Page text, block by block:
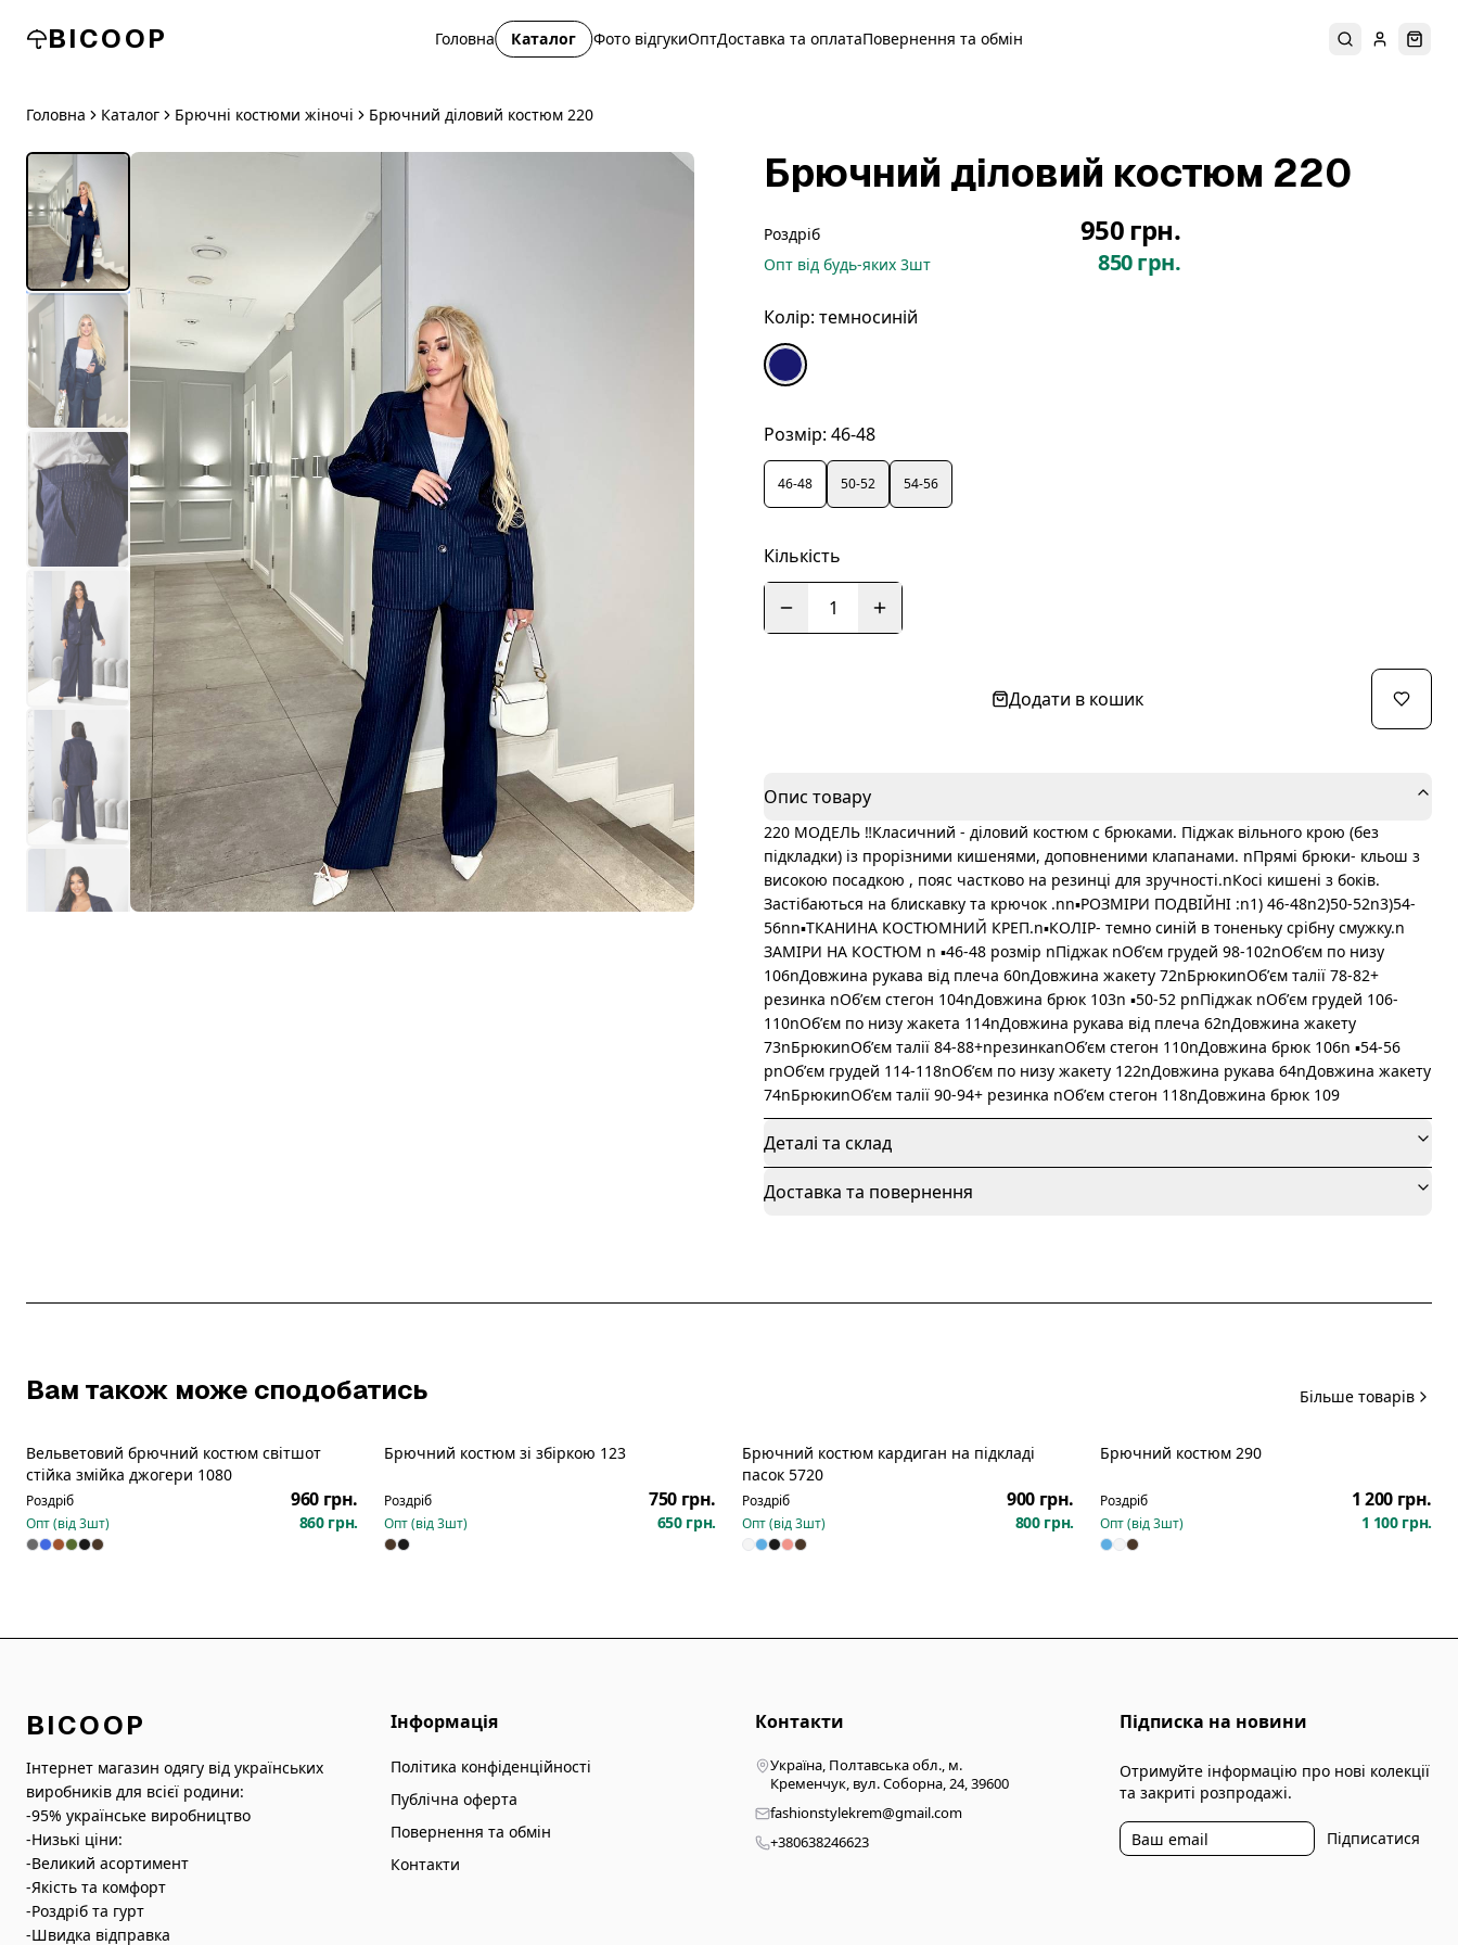
BICOOP Головна Каталог Фото відгукиОптДоставка та оплатаПовернення та обмін ПошукУвійти
Головна Каталог Брючні костюми жіночі Брючний діловий костюм 220
Брючний діловий костюм 220
Роздріб 950 грн.
Опт від будь-яких 3шт 850 грн.
Колір: темносиній
Розмір: 46-48
46-48 50-52 54-56
Кількість
1
Додати в кошик
Опис товару
220 МОДЕЛЬ ‼️Класичний - діловий костюм с брюками. Піджак вільного крою (без
підкладки) із прорізними кишенями, доповненими клапанами. nПрямі брюки- кльош з
високою посадкою , пояс частково на резинці для зручності.nКосі кишені з боків.
Застібаються на блискавку та крючок .nn▪️РОЗМІРИ ПОДВІЙНІ :n1) 46-48n2)50-52n3)54-
56nn▪️ТКАНИНА КОСТЮМНИЙ КРЕП.n▪️КОЛІР- темно синій в тоненьку срібну смужку.n
ЗАМІРИ НА КОСТЮМ n ▪️46-48 розмір nПіджак nОбʼєм грудей 98-102nОбʼєм по низу
106nДовжина рукава від плеча 60nДовжина жакету 72nБрюкиnОбʼєм талії 78-82+
резинка nОбʼєм стегон 104nДовжина брюк 103n ▪️50-52 рnПіджак nОбʼєм грудей 106-
110nОбʼєм по низу жакета 114nДовжина рукава від плеча 62nДовжина жакету
73nБрюкиnОбʼєм талії 84-88+nрезинкаnОбʼєм стегон 110nДовжина брюк 106n ▪️54-56
рnОбʼєм грудей 114-118nОбʼєм по низу жакету 122nДовжина рукава 64nДовжина жакету
74nБрюкиnОбʼєм талії 90-94+ резинка nОбʼєм стегон 118nДовжина брюк 109
Деталі та склад
Доставка та повернення
Вам також може сподобатись Більше товарів
Вельветовий брючний костюм світшот
стійка змійка джогери 1080
Роздріб 960 грн.
Опт (від3шт) 860 грн.
Брючний костюм зі збіркою 123
Роздріб 750 грн.
Опт (від3шт) 650 грн.
Брючний костюм кардиган на підкладі
пасок 5720
Роздріб 900 грн.
Опт (від3шт) 800 грн.
Брючний костюм 290
Роздріб 1 200 грн.
Опт (від3шт) 1 100 грн.
BICOOP
Інтернет магазин одягу від українських
виробників для всієї родини:
-95% українське виробництво
-Низькі ціни:
-Великий асортимент
-Якість та комфорт
-Роздріб та гурт
-Швидка відправка
Інформація
Політика конфіденційності
Публічна оферта
Повернення та обмін
Контакти
Контакти
Україна, Полтавська обл., м.
Кременчук, вул. Соборна, 24, 39600
fashionstylekrem@gmail.com
+380638246623
Підписка на новини
Отримуйте інформацію про нові колекції
та закриті розпродажі.
Підписатися